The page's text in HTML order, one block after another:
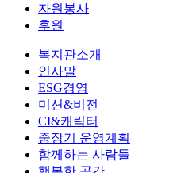
자원봉사
후원
복지관소개
인사말
ESG경영
미션&비전
CI&캐릭터
중장기 운영계획
함께하는 사람들